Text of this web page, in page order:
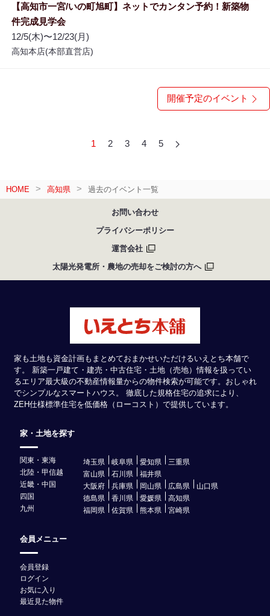
【高知市一宮/いの町旭町】ネットでカンタン予約！新築物
件完成見学会
12/5(木)〜12/23(月)
高知本店(本部直営店)
開催予定のイベント
1 2 3 4 5
HOME 高知県 過去のイベント一覧
お問い合わせ
プライバシーポリシー
運営会社
太陽光発電所・農地の売却をご検討の方へ
家も土地も資金計画もまとめておまかせいただけるいえとち本舗で
す。 新築一戸建て・建売・中古住宅・土地（売地）情報を扱ってい
るエリア最大級の不動産情報量からの物件検索が可能です。おしゃれ
でシンプルなスマートハウス。 徹底した規格住宅の追求により、
ZEH仕様標準住宅を低価格（ローコスト）で提供しています。
家・土地を探す
関東・東海 埼玉県 岐阜県 愛知県
三重県
北陸・甲信越
富山県 石川県
福井県
近畿・中国
大阪府 兵庫県 岡山県 広島県
山口県
四国
徳島県 香川県 愛媛県
高知県
九州
福岡県 佐賀県 熊本県 宮崎県
会員メニュー
会員登録
ログイン
お気に入り
最近見た物件